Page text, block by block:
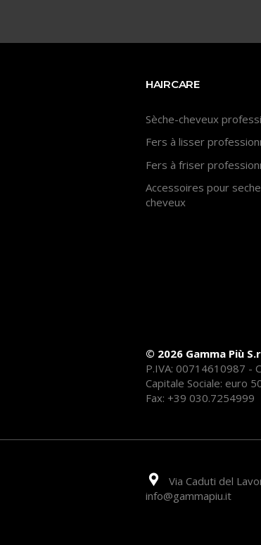
HAIRCARE
Sèche-cheveux
Fers à lisser
Fers à friser
Accessoires pour
cheveux
© 2026 Gamma Più
P.IVA: 00714610987 -
Capitale Sociale: euro
Fax: +39 030.7254999
Via Caduti del
info@gammapiu.it